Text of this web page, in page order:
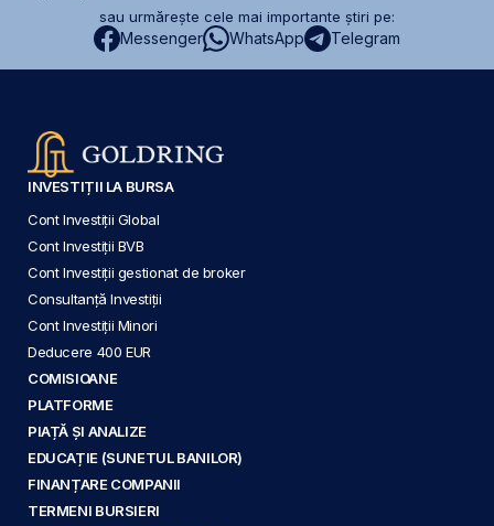
sau urmărește cele mai importante știri pe:
Messenger WhatsApp Telegram
INVESTIȚII LA BURSA
Cont Investiții Global
Cont Investiții BVB
Cont Investiții gestionat de broker
Consultanță Investiții
Cont Investiții Minori
Deducere 400 EUR
COMISIOANE
PLATFORME
PIAȚĂ ȘI ANALIZE
EDUCAȚIE (SUNETUL BANILOR)
FINANȚARE COMPANII
TERMENI BURSIERI